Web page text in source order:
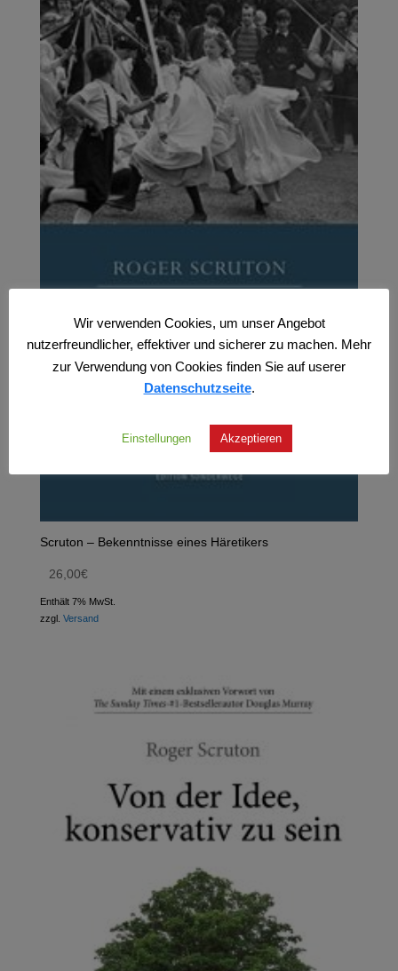
Scruton – Bekenntnisse eines Häretikers
26,00€
Enthält 7% MwSt.
zzgl. Versand
Wir verwenden Cookies, um unser Angebot
nutzerfreundlicher, effektiver und sicherer zu machen. Mehr
zur Verwendung von Cookies finden Sie auf userer
Datenschutzseite.
Einstellungen Akzeptieren